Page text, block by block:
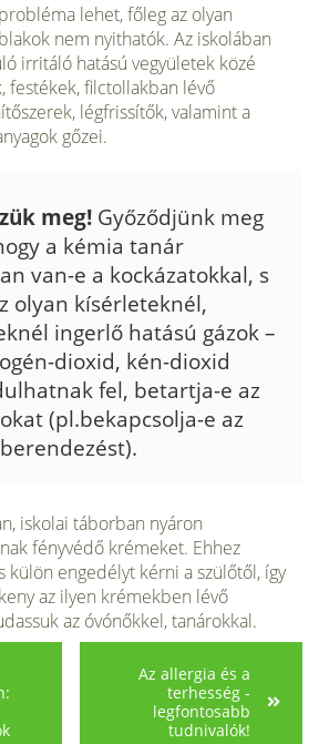
lehet, főleg az olyan
nem nyithatók. Az iskolában
irritáló hatású vegyületek közé
festékek, filctollakban lévő
légfrissítők, valamint a
gőzei.
meg! Győződjünk meg
a kémia tanár
van-e a kockázatokkal, s
olyan kísérleteknél,
ingerlő hatású gázok –
dioxid, kén-dioxid
fel, betartja-e az
(pl.bekapcsolja-e az
iskolai táborban nyáron
fényvédő krémeket. Ehhez
külön engedélyt kérni a szülőtől, így
az ilyen krémekben lévő
az óvónőkkel, tanárokkal.
Az allergia és a
terhesség -
legfontosabb
tudnivalók!